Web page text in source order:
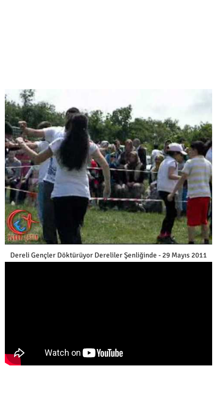
Dereli Gençler Döktürüyor Dereliler Şenliğinde - 29 Mayıs 2011